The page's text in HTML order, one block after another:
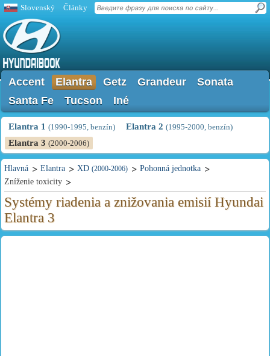
Slovenský Články
Accent Elantra Getz Grandeur
Sonata
Santa Fe
Tucson Iné
Elantra 1 (1990-1995, benzín) Elantra 2 (1995-2000, benzín)
Elantra 3 (2000-2006)
Hlavná Elantra XD (2000-2006)
Pohonná jednotka
Zníženie toxicity
Systémy riadenia a znižovania emisií Hyundai
Elantra 3